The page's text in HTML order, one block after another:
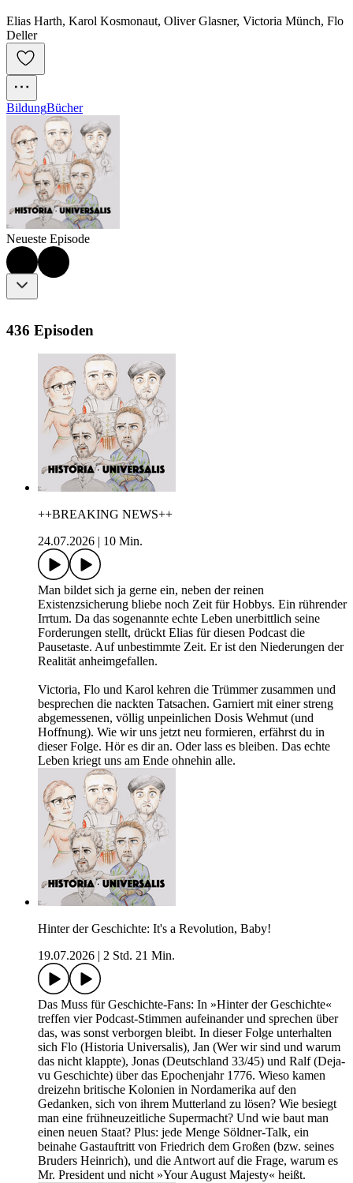
Elias Harth, Karol Kosmonaut, Oliver Glasner, Victoria Münch, Flo
Deller
BildungBücher
Neueste Episode
436 Episoden
++BREAKING NEWS++
24.07.2026
10 Min.
Man bildet sich ja gerne ein, neben der reinen
Existenzsicherung bliebe noch Zeit für Hobbys. Ein rührender
Irrtum. Da das sogenannte echte Leben unerbittlich seine
Forderungen stellt, drückt Elias für diesen Podcast die
Pausetaste. Auf unbestimmte Zeit. Er ist den Niederungen der
Realität anheimgefallen.
Victoria, Flo und Karol kehren die Trümmer zusammen und
besprechen die nackten Tatsachen. Garniert mit einer streng
abgemessenen, völlig unpeinlichen Dosis Wehmut (und
Hoffnung). Wie wir uns jetzt neu formieren, erfährst du in
dieser Folge. Hör es dir an. Oder lass es bleiben. Das echte
Leben kriegt uns am Ende ohnehin alle.
Hinter der Geschichte: It's a Revolution, Baby!
19.07.2026
2 Std. 21 Min.
Das Muss für Geschichte-Fans: In »Hinter der Geschichte«
treffen vier Podcast-Stimmen aufeinander und sprechen über
das, was sonst verborgen bleibt. In dieser Folge unterhalten
sich Flo (Historia Universalis), Jan (Wer wir sind und warum
das nicht klappte), Jonas (Deutschland 33/45) und Ralf (Deja-
vu Geschichte) über das Epochenjahr 1776. Wieso kamen
dreizehn britische Kolonien in Nordamerika auf den
Gedanken, sich von ihrem Mutterland zu lösen? Wie besiegt
man eine frühneuzeitliche Supermacht? Und wie baut man
einen neuen Staat? Plus: jede Menge Söldner-Talk, ein
beinahe Gastauftritt von Friedrich dem Großen (bzw. seines
Bruders Heinrich), und die Antwort auf die Frage, warum es
Mr. President und nicht »Your August Majesty« heißt.